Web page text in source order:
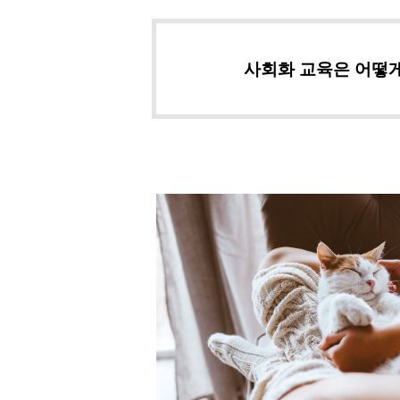
사회화 교육은 어떻